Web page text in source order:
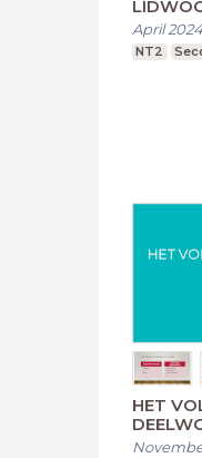
April 2024
NT2
HET